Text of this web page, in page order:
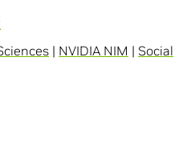
| NVIDIA NIM | Social